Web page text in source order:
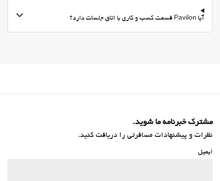
آیا Pavilon قسمت کسب و کاری با اتاق جلسات دارد؟
مشترک خبرنامه ما شوید.
نظرات و پیشنهادات مسافرتی را دریافت کنید.
ایمیل